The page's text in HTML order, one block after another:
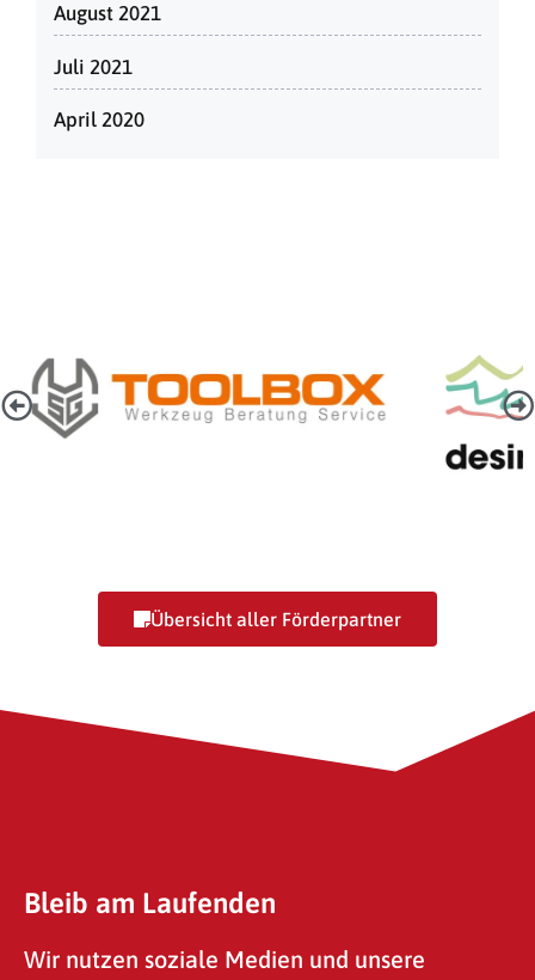
August 2021
Juli 2021
April 2020
Übersicht aller Förderpartner
Bleib am Laufenden
Wir nutzen soziale Medien und unsere